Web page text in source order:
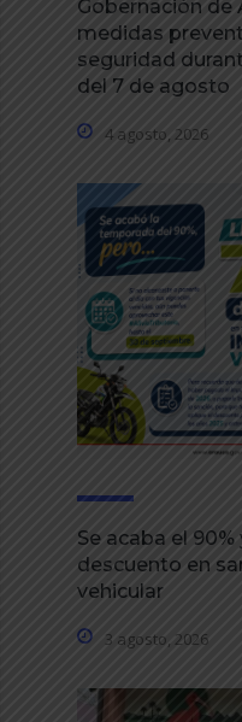
Gobernación de
medidas
seguridad
del 7 de agosto
4 agosto, 2026
Se acaba el
descuento en
vehicular
3 agosto, 2026